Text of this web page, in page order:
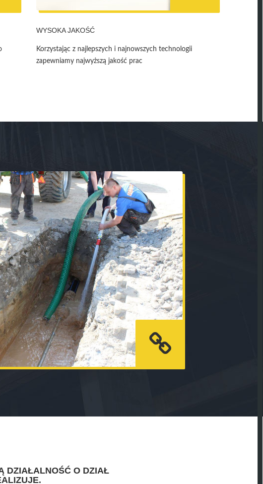
WYSOKA JAKOŚĆ
Korzystając z najlepszych i najnowszych technologii
zapewniamy najwyższą jakość prac
DZIAŁALNOŚĆ O DZIAŁ